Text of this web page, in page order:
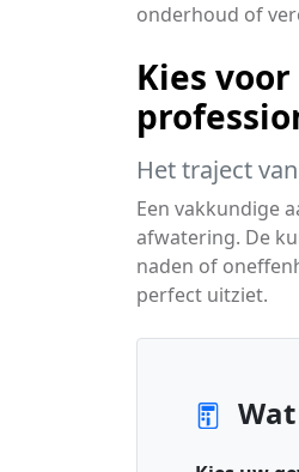
onderhoud of
Kies
Het traject
Een vakkundige
afwatering. De
naden of
perfect uitziet.